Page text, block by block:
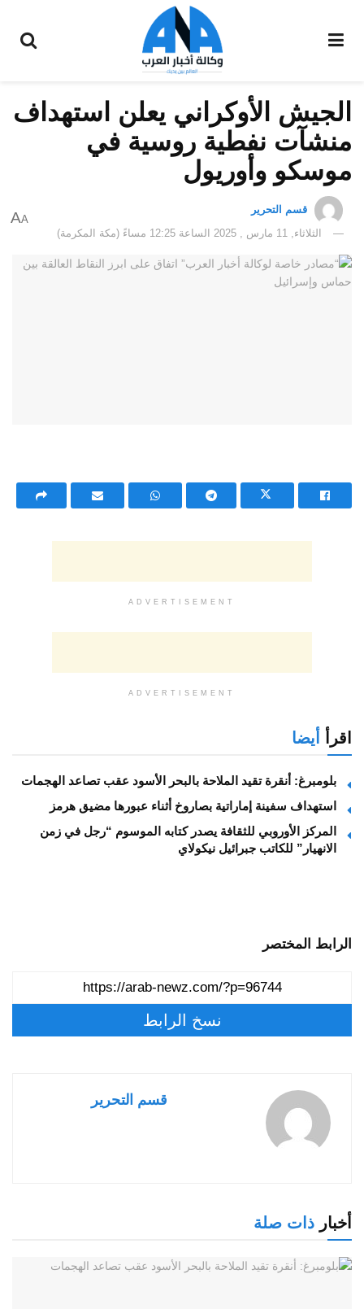
الجيش الأوكراني يعلن استهداف
منشآت نفطية روسية في
موسكو وأوريول
قسم التحرير
الثلاثاء, 11 مارس , 2025 الساعة 12:25 مساءً (مكة المكرمة)
A
A
ADVERTISEMENT
ADVERTISEMENT
اقرأ أيضا
بلومبرغ: أنقرة تقيد الملاحة بالبحر الأسود عقب تصاعد الهجمات
استهداف سفينة إماراتية بصاروخ أثناء عبورها مضيق هرمز
المركز الأوروبي للثقافة يصدر كتابه الموسوم “رجل في زمن
الانهيار” للكاتب جبرائيل نيكولاي
الرابط المختصر
نسخ الرابط
قسم التحرير
أخبار ذات صلة